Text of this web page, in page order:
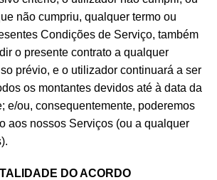
não cumpriu, qualquer termo ou
Condições de Serviço, também
o presente contrato a qualquer
prévio, e o utilizador continuará a ser
os montantes devidos até à data da
e/ou, consequentemente, poderemos
aos nossos Serviços (ou a qualquer
DO ACORDO